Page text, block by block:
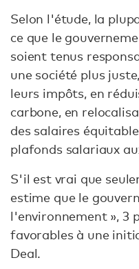
Selon l'étude, la
ce que le
soient tenus
une société plus
leurs impôts, en
carbone, en
des salaires
plafonds salariaux
S'il est vrai que
estime que le
l'environnement », 3
favorables à une
Deal.